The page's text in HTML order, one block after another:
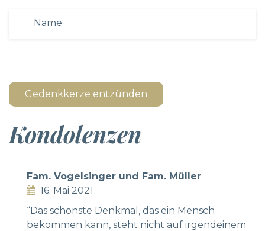
Gedenkkerze entzünden
Kondolenzen
Fam. Vogelsinger und Fam. Müller
16. Mai 2021
“Das schönste Denkmal, das ein Mensch
bekommen kann, steht nicht auf irgendeinem